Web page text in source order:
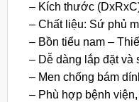
– Kích thước
– Chất liệu: Sứ phủ
– Bồn tiểu nam –
– Dễ dàng lắp đặt và
– Men chống bám
– Phù hợp bệnh